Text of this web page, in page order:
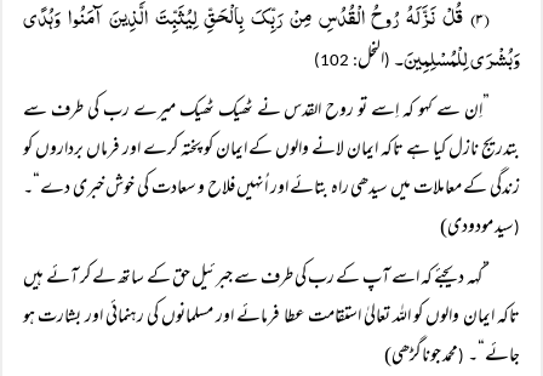
(۳) قُلْ نَزَّلَہُ رُوحُ الْقُدُسِ مِنْ رَبِّکَ بِالْحَقِّ لِیُثَبِّتَ الَّذِینَ آمَنُوا وَہُدًی
وَبُشْرَی لِلْمُسْلِمِینَ۔ (النحل: 102)
”اِن سے کہو کہ اِسے تو روح القدس نے ٹھیک ٹھیک میرے رب کی طرف سے
بتدریج نازل کیا ہے تاکہ ایمان لانے والوں کے ایمان کو پختہ کرے اور فرماں برداروں کو
زندگی کے معاملات میں سیدھی راہ بتائے اور اُنہیں فلاح و سعادت کی خوش خبری دے“۔
(سید مودودی)
”کہہ دیجئے کہ اسے آپ کے رب کی طرف سے جبرئیل حق کے ساتھ لے کر آئے ہیں
تاکہ ایمان والوں کو اللہ تعالیٰ استقامت عطا فرمائے اور مسلمانوں کی رہنمائی اور بشارت ہو
جائے“۔ (محمد جوناگڑھی)